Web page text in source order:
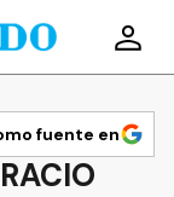
fuente en